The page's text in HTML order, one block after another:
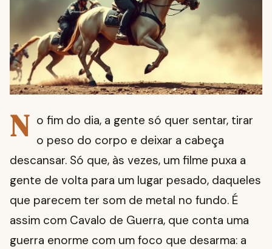
N o fim do dia, a gente só quer sentar, tirar
o peso do corpo e deixar a cabeça
descansar. Só que, às vezes, um filme puxa a
gente de volta para um lugar pesado, daqueles
que parecem ter som de metal no fundo. É
assim com Cavalo de Guerra, que conta uma
guerra enorme com um foco que desarma: a